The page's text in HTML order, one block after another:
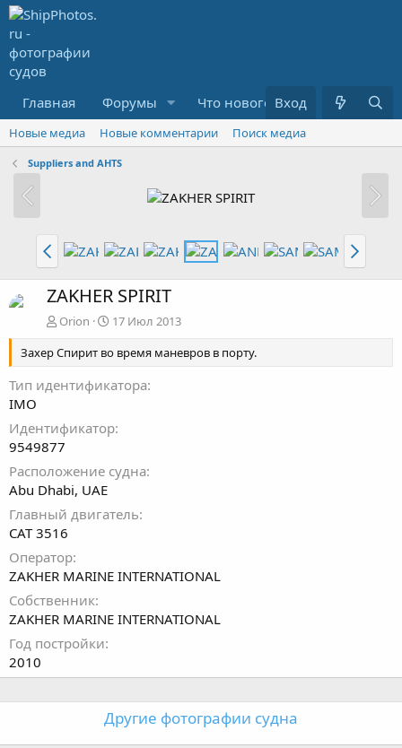
Главная Форумы Что нового? Медиа
Вход
Новые медиа Новые комментарии Поиск медиа
Suppliers and AHTS
ZAKHER SPIRIT
Orion
17 Июл 2013
Захер Спирит во время маневров в порту.
Тип идентификатора
IMO
Идентификатор
9549877
Расположение судна
Abu Dhabi, UAE
Главный двигатель
CAT 3516
Оператор
ZAKHER MARINE INTERNATIONAL
Собственник
ZAKHER MARINE INTERNATIONAL
Год постройки
2010
Другие фотографии судна